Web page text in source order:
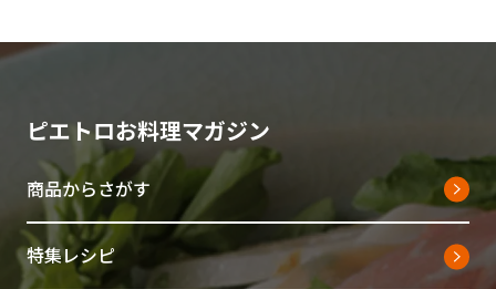
ピエトロお料理マガジン
商品からさがす
特集レシピ